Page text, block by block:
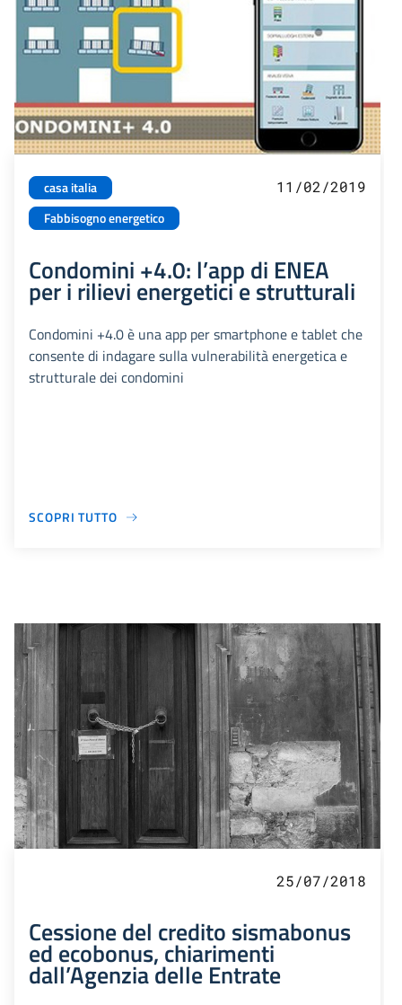
casa italia
Fabbisogno energetico
11/02/2019
Condomini +4.0: l’app di ENEA
per i rilievi energetici e strutturali
Condomini +4.0 è una app per smartphone e tablet che
consente di indagare sulla vulnerabilità energetica e
strutturale dei condomini
SCOPRI TUTTO
25/07/2018
Cessione del credito sismabonus
ed ecobonus, chiarimenti
dall’Agenzia delle Entrate